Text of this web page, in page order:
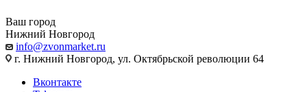
Ваш город
Нижний Новгород
info@zvonmarket.ru
г. Нижний Новгород, ул. Октябрьской революции 64
Вконтакте